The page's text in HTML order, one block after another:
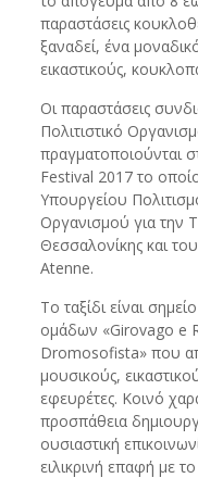
παραστάσεις
ξαναδεί, ένα
εικαστικούς,
Οι παραστάσεις
Πολιτιστικό
πραγματοποιούνται
Festival 2017 το
Υπουργείου
Οργανισμού για την
Θεσσαλονίκης και
Atenne.
Το ταξίδι είναι
ομάδων «Girovago e
Dromosofista» που
μουσικούς,
εφευρέτες. Κοινό
προσπάθεια
ουσιαστική
ειλικρινή επαφή με